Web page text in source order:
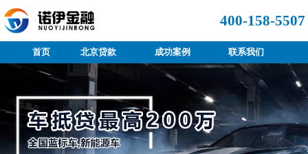
400-158-5507
首页 北京贷款 成功案例 联系我们